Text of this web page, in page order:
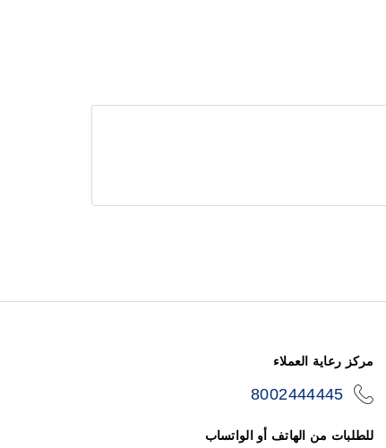
مركز رعاية العملاء
8002444445
للطلبات من الهاتف أو الواتساب